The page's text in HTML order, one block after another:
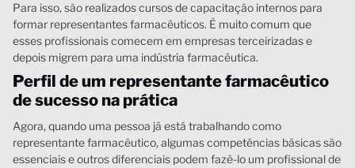
Para isso, são realizados cursos de capacitação internos para
formar representantes farmacêuticos. É muito comum que
esses profissionais comecem em empresas terceirizadas e
depois migrem para uma indústria farmacêutica.
Perfil de um representante farmacêutico
de sucesso na prática
Agora, quando uma pessoa já está trabalhando como
representante farmacêutico, algumas competências básicas são
essenciais e outros diferenciais podem fazê-lo um profissional de